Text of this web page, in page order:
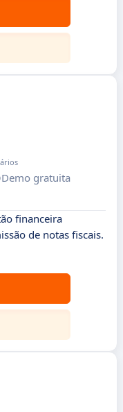
Demo gratuita
financeira
de notas fiscais.